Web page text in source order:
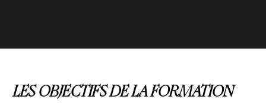
LES OBJECTIFS DE LA FORMATION